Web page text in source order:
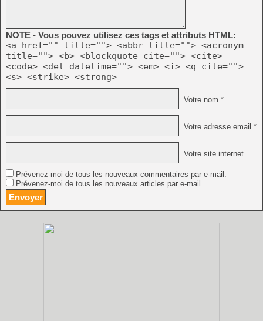
NOTE - Vous pouvez utilisez ces tags et attributs HTML:
<a href="" title=""> <abbr title=""> <acronym
title=""> <b> <blockquote cite=""> <cite>
<code> <del datetime=""> <em> <i> <q cite="">
<s> <strike> <strong>
Votre nom *
Votre adresse email *
Votre site internet
Prévenez-moi de tous les nouveaux commentaires par e-mail.
Prévenez-moi de tous les nouveaux articles par e-mail.